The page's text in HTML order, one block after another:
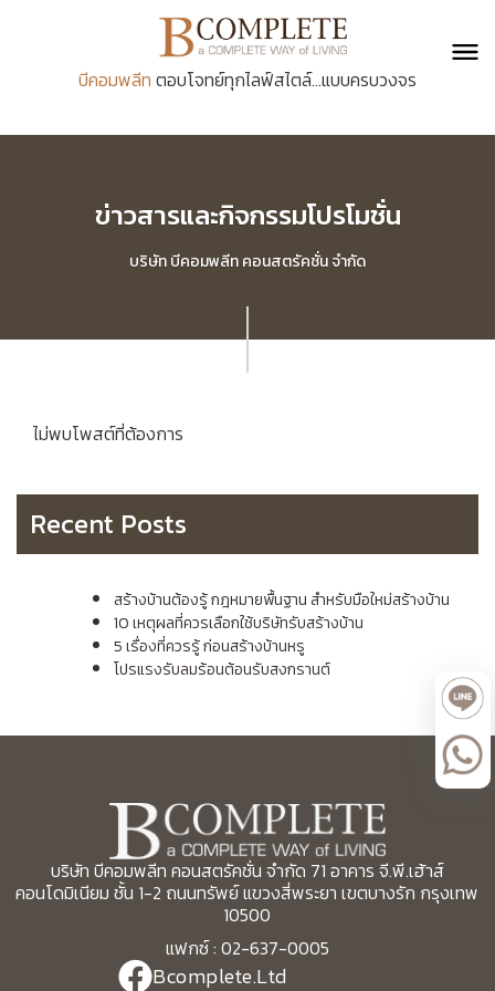
บีคอมพลีท ตอบโจทย์ทุกไลฟ์สไตล์...แบบครบวงจร
ข่าวสารและกิจกรรมโปรโมชั่น
บริษัท บีคอมพลีท คอนสตรัคชั่น จำกัด
ไม่พบโพสต์ที่ต้องการ
Recent Posts
สร้างบ้านต้องรู้ กฎหมายพื้นฐาน สำหรับมือใหม่สร้างบ้าน
10 เหตุผลที่ควรเลือกใช้บริษัทรับสร้างบ้าน
5 เรื่องที่ควรรู้ ก่อนสร้างบ้านหรู
โปรแรงรับลมร้อนต้อนรับสงกรานต์
บริษัท บีคอมพลีท คอนสตรัคชั่น จำกัด 71 อาคาร จี.พี.เฮ้าส์
คอนโดมิเนียม ชั้น 1-2 ถนนทรัพย์ แขวงสี่พระยา เขตบางรัก กรุงเทพ
10500
แฟกซ์ : 02-637-0005
Bcomplete.Ltd